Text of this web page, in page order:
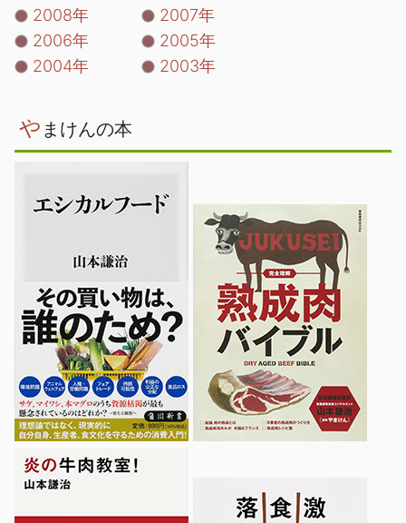
2008年
2007年
2006年
2005年
2004年
2003年
や まけんの本